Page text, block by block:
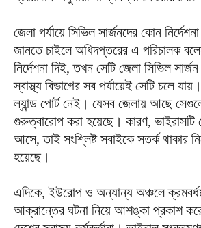
জেলা পর্যায়ে সিভিল সার্জনদের কোন
জানতে চাইলে অধিদপ্তরের এ পরিচালক
নির্দেশনা দিই, তখন সেটি জেলা সিভিল
স্বাস্থ্য বিভাগের সব পর্যায়েই সেটি চলে
ল্যান্ড পোর্ট নেই। যেসব জেলায় আছে
গুরুত্বারোপ করা হয়েছে। কারণ, ভাইরাসটি
আসে, তাই সংশ্লিষ্ট সবাইকে সতর্ক থাকার
হয়েছে।
এদিকে, ইউরোপ ও অন্যান্য অঞ্চলে
আক্রান্তের ঘটনা নিয়ে আশঙ্কা প্রকাশ